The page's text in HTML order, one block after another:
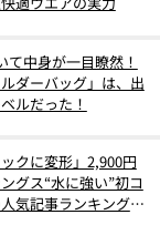
て中身が一目瞭然！
ダーバッグ」は、出
ルだった！
クに変形」2,900円
グス“水に強い”初コ
気記事ランキングベ